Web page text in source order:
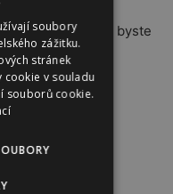
souznět a měli byste
setkání
soubory
zážitku.
stránek
cookie v souladu
souborů cookie.